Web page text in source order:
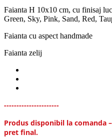
Faianta H 10x10 cm, cu finisaj
Green, Sky, Pink, Sand, Red,
Faianta cu aspect handmade
Faianta zelij
----------------------
Produs disponibil la
pret final.